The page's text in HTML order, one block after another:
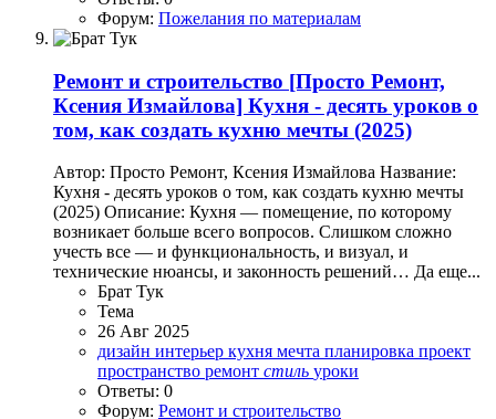
Форум: Пожелания по материалам
Ремонт и строительство [Просто Ремонт,
Ксения Измайлова] Кухня - десять уроков о
том, как создать кухню мечты (2025)
Автор: Просто Ремонт, Ксения Измайлова Название:
Кухня - десять уроков о том, как создать кухню мечты
(2025) Описание: Кухня — помещение, по которому
возникает больше всего вопросов. Слишком сложно
учесть все — и функциональность, и визуал, и
технические нюансы, и законность решений… Да еще...
Брат Тук
Тема
26 Авг 2025
дизайн интерьер кухня мечта планировка проект
пространство ремонт стиль уроки
Ответы: 0
Форум: Ремонт и строительство